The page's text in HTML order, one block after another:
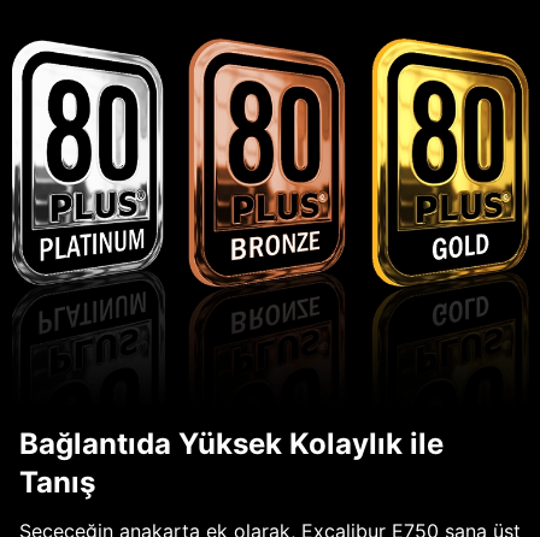
Bağlantıda Yüksek Kolaylık ile
Tanış
Seçeceğin anakarta ek olarak, Excalibur E750 sana üst